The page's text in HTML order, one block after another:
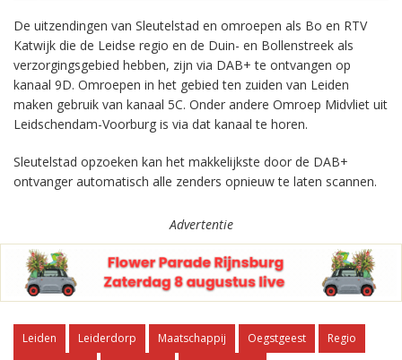
De uitzendingen van Sleutelstad en omroepen als Bo en RTV
Katwijk die de Leidse regio en de Duin- en Bollenstreek als
verzorgingsgebied hebben, zijn via DAB+ te ontvangen op
kanaal 9D. Omroepen in het gebied ten zuiden van Leiden
maken gebruik van kanaal 5C. Onder andere Omroep Midvliet uit
Leidschendam-Voorburg is via dat kanaal te horen.
Sleutelstad opzoeken kan het makkelijkste door de DAB+
ontvanger automatisch alle zenders opnieuw te laten scannen.
Advertentie
Leiden Leiderdorp Maatschappij Oegstgeest
Regio